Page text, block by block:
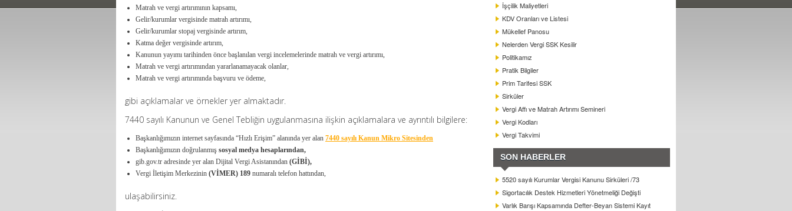
Matrah ve vergi artırımının kapsamı,
Gelir/kurumlar vergisinde matrah artırımı,
Gelir/kurumlar stopaj vergisinde artırım,
Katma değer vergisinde artırım,
Kanunun yayımı tarihinden önce başlanılan vergi incelemelerinde matrah ve vergi artırımı,
Matrah ve vergi artırımından yararlanamayacak olanlar,
Matrah ve vergi artırımında başvuru ve ödeme,
gibi açıklamalar ve örnekler yer almaktadır.
7440 sayılı Kanunun ve Genel Tebliğin uygulanmasına ilişkin açıklamalara ve ayrıntılı bilgilere:
Başkanlığımızın internet sayfasında “Hızlı Erişim” alanında yer alan 7440 sayılı Kanun Mikro Sitesinden
Başkanlığımızın doğrulanmış sosyal medya hesaplarından,
gib.gov.tr adresinde yer alan Dijital Vergi Asistanından (GİBİ),
Vergi İletişim Merkezinin (VİMER) 189 numaralı telefon hattından,
ulaşabilirsiniz.
İşçilik Maliyetleri
KDV Oranları ve Listesi
Mükellef Panosu
Nelerden Vergi SSK Kesilir
Politikamız
Pratik Bilgiler
Prim Tarifesi SSK
Sirküler
Vergi Affı ve Matrah Artırımı Semineri
Vergi Kodları
Vergi Takvimi
SON HABERLER
5520 sayılı Kurumlar Vergisi Kanunu Sirküleri /73
Sigortacılık Destek Hizmetleri Yönetmeliği Değişti
Varlık Barışı Kapsamında Defter-Beyan Sistemi Kayıt